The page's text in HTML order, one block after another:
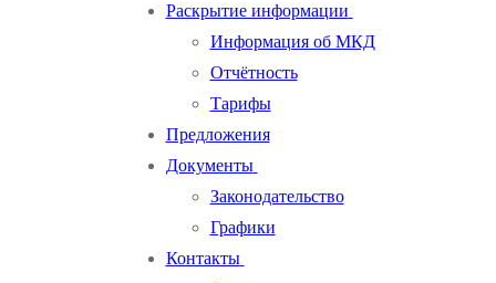
Раскрытие информации
Информация об МКД
Отчётность
Тарифы
Предложения
Документы
Законодательство
Графики
Контакты